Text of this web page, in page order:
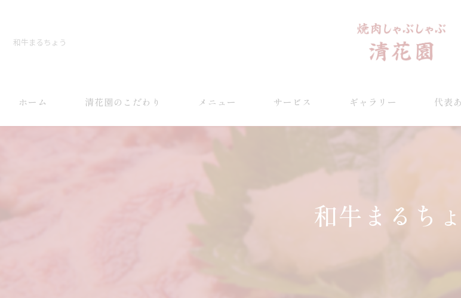
和牛まるちょう
ホーム 清花園のこだわり メニュー サービス ギャラリー 代表
和牛まるち